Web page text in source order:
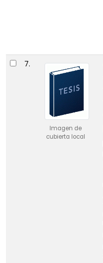
7.
Imagen de
cubierta local